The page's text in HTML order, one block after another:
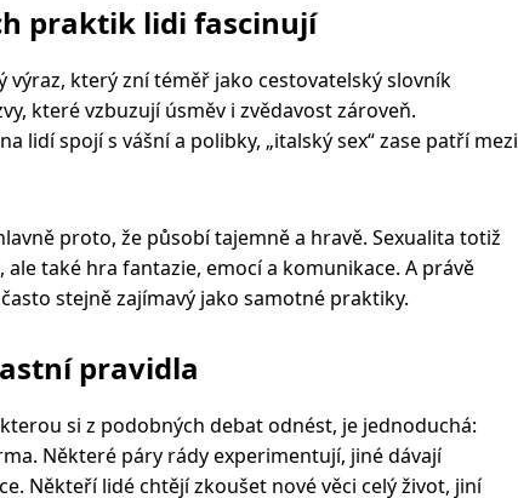
praktik lidi fascinují
výraz, který zní téměř jako cestovatelský slovník
které vzbuzují úsměv i zvědavost zároveň.
lidí spojí s vášní a polibky, „italský sex“ zase patří mezi
proto, že působí tajemně a hravě. Sexualita totiž
ale také hra fantazie, emocí a komunikace. A právě
stejně zajímavý jako samotné praktiky.
pravidla
si z podobných debat odnést, je jednoduchá:
Některé páry rády experimentují, jiné dávají
Někteří lidé chtějí zkoušet nové věci celý život, jiní